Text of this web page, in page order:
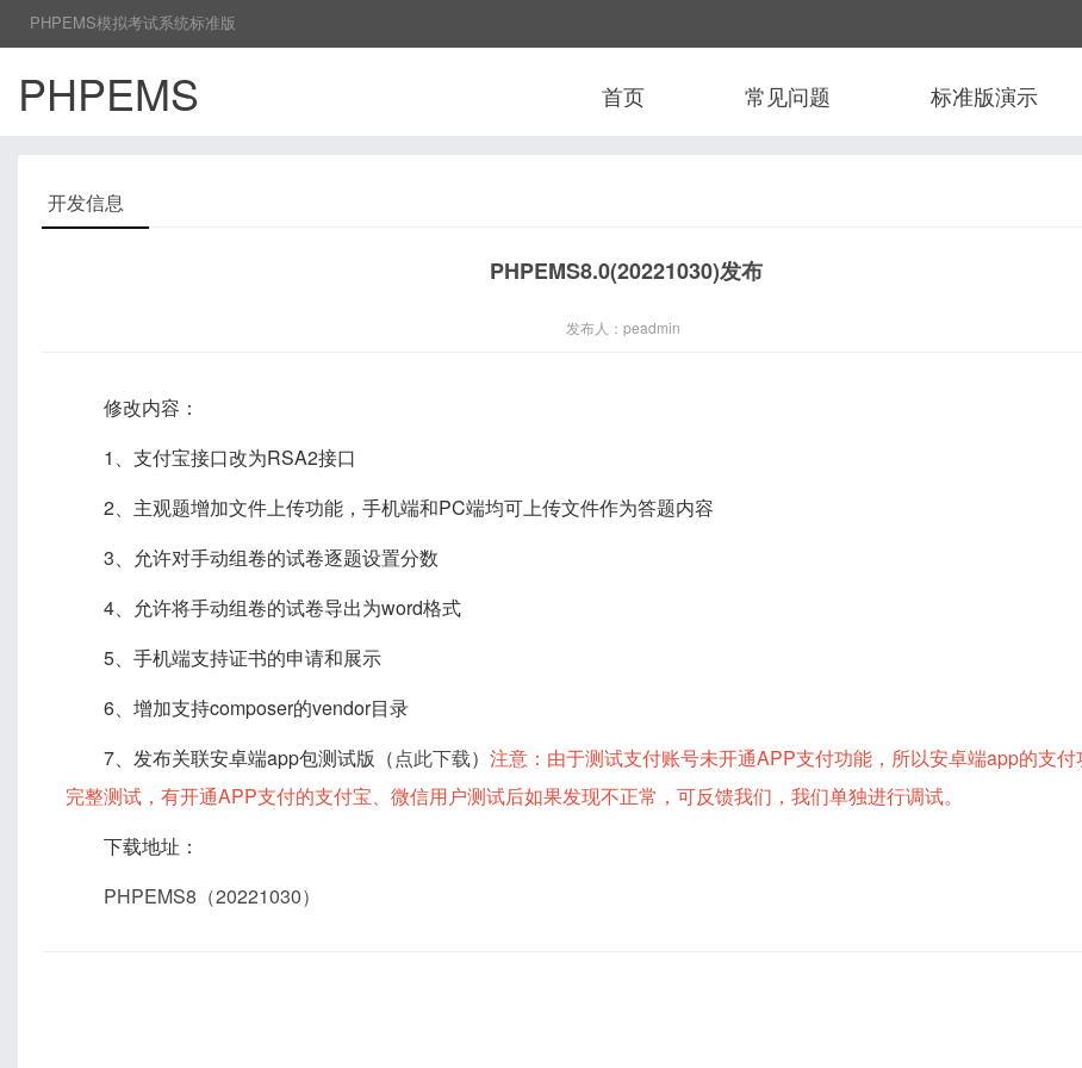
PHPEMS模拟考试系统标准版
PHPEMS 首页 常见问题 标准版演示
开发信息
PHPEMS8.0(20221030)发布
发布人：peadmin
修改内容：
1、支付宝接口改为RSA2接口
2、主观题增加文件上传功能，手机端和PC端均可上传文件作为答题内容
3、允许对手动组卷的试卷逐题设置分数
4、允许将手动组卷的试卷导出为word格式
5、手机端支持证书的申请和展示
6、增加支持composer的vendor目录
7、发布关联安卓端app包测试版（点此下载） 注意：由于测试支付账号未开通APP支付功能，所以安卓端app的支付
完整测试，有开通APP支付的支付宝、微信用户测试后如果发现不正常，可反馈我们，我们单独进行调试。
下载地址：
PHPEMS8（20221030）